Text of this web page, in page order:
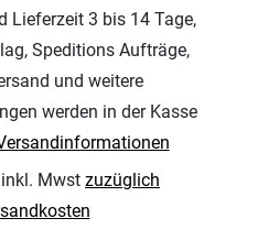
Lieferzeit 3 bis 14 Tage,
Speditions Aufträge,
und weitere
werden in der Kasse
Mwst zuzüglich